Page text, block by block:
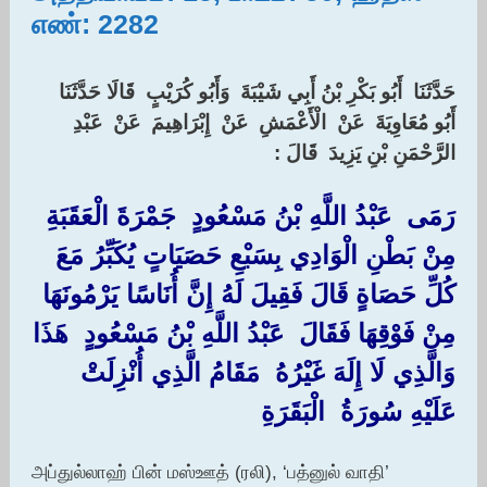
எண்: 2282
‏حَدَّثَنَا ‏ ‏أَبُو بَكْرِ بْنُ أَبِي شَيْبَةَ ‏ ‏وَأَبُو كُرَيْبٍ ‏ ‏قَالَا حَدَّثَنَا ‏
‏أَبُو مُعَاوِيَةَ ‏ ‏عَنْ ‏ ‏الْأَعْمَشِ ‏ ‏عَنْ ‏ ‏إِبْرَاهِيمَ ‏ ‏عَنْ ‏ ‏عَبْدِ
الرَّحْمَنِ بْنِ يَزِيدَ ‏ ‏قَالَ : ‏ ‏
رَمَى ‏ ‏عَبْدُ اللَّهِ بْنُ مَسْعُودٍ ‏ ‏جَمْرَةَ الْعَقَبَةِ ‏
‏مِنْ بَطْنِ الْوَادِي بِسَبْعِ حَصَيَاتٍ يُكَبِّرُ مَعَ
كُلِّ حَصَاةٍ قَالَ فَقِيلَ لَهُ إِنَّ أُنَاسًا يَرْمُونَهَا
مِنْ فَوْقِهَا ‏فَقَالَ ‏ ‏عَبْدُ اللَّهِ بْنُ مَسْعُودٍ ‏ ‏هَذَا
وَالَّذِي لَا إِلَهَ غَيْرُهُ ‏ ‏مَقَامُ الَّذِي أُنْزِلَتْ
عَلَيْهِ سُورَةُ ‏ ‏الْبَقَرَةِ
அப்துல்லாஹ் பின் மஸ்ஊத் (ரலி), ‘பத்னுல் வாதி’